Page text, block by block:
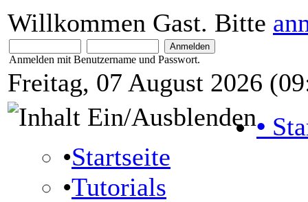
Willkommen Gast. Bitte
Anmelden mit Benutzername und Passwort.
Freitag, 07 August 2026
•
•Startseite
•Tutorials